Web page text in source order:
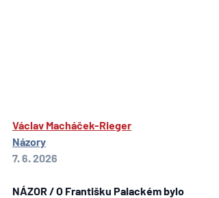
Václav Macháček-Rieger
Názory
7. 6. 2026
NÁZOR / O Františku Palackém bylo